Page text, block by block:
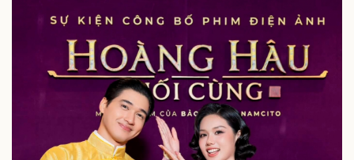
Bất động sản
Khởi nghiệp
Giá vàng
Tiêu dùng
Tỷ giá
Chứng khoán
Giá cà phê